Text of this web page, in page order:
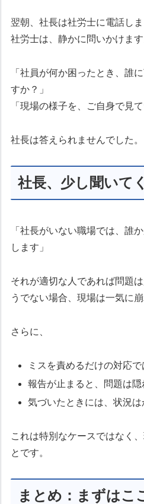
翌朝、社長は社労士に電話しま
社労士は、静かに問いかけます
「社員が何か困ったとき、誰
すか？」
「現場の様子を、ご自身で見
社長は答えられませんでした。
社長、少し聞いて
「社長がいない職場では、誰
します」
それが適切な人であれば問題
うでない場合、現場は一気に崩
さらに、
ミスを責めるだけの対応
報告が止まると、問題は隠
気づいたときには、状況
これは特別なケースではなく
とです。
まとめ：まずはこ